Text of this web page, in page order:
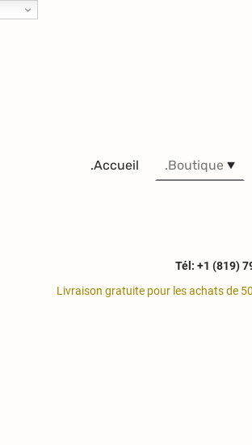
.Accueil .Boutique
Tél: +1 (819)
Livraison gratuite pour les achats de